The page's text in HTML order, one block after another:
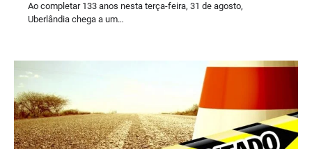
Ao completar 133 anos nesta terça-feira, 31 de agosto,
Uberlândia chega a um…